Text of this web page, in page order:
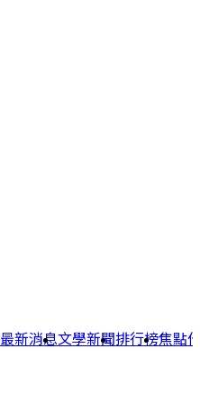
最新消息文學新聞排行榜焦點